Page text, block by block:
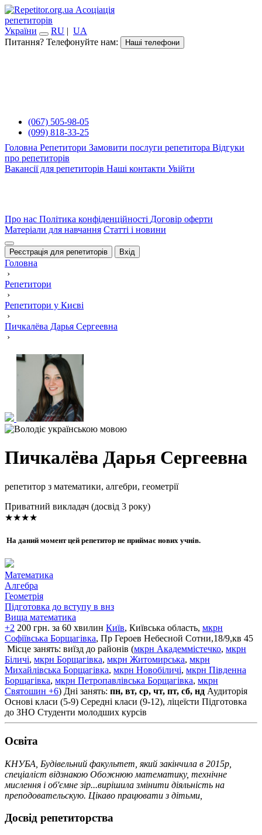
Асоціація
репетиторів
України
RU | UA
Питання? Телефонуйте нам:
Наші телефони
(067) 505-98-05
(099) 818-33-25
Головна Репетитори Замовити послуги репетитора Відгуки
про репетиторів
Вакансії для репетиторів Наші контакти Увійти
Про нас Політика конфіденційності Договір оферти
Матеріали для навчання Статті і новини
Реєстрація для репетиторів Вхід
Головна
›
Репетитори
›
Репетитори у Києві
›
Пичкалёва Дарья Сергеевна
›
Пичкалёва Дарья Сергеевна
репетитор з математики, алгебри, геометрії
Приватний викладач (досвід 3 року)
★★★★
На даний момент цей репетитор не приймає нових учнів.
Математика
Алгебра
Геометрія
Підготовка до вступу в внз
Вища математика
+2 200 грн. за 60 хвилин Київ, Київська область, мкрн
Софіївська Борщагівка, Пр Героев Небесной Сотни,18/9,кв 45
Місце занять: виїзд до районів (мкрн Академмістечко, мкрн
Біличі, мкрн Борщагівка, мкрн Житомирська, мкрн
Михайлівська Борщагівка, мкрн Новобіличі, мкрн Південна
Борщагівка, мкрн Петропавлівська Борщагівка, мкрн
Святошин +6) Дні занять: пн, вт, ср, чт, пт, сб, нд Аудиторія
Основі класи (5-9) Середні класи (9-12), ліцеїсти Підготовка
до ЗНО Студенти молодших курсів
Освiта
КНУБА, Будівельний факультет, який закінчила в 2015р,
спеціаліст відзнакою Обожнюю математику, технічне
мислення і об'ємне зір...вирішила змінити діяльність на
преподовательскую. Цікаво працювати з дітьми,
Досвід репетиторства